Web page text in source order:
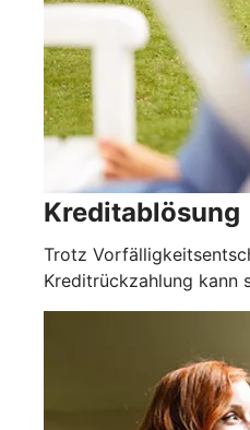
Kreditablösung
Trotz
Kreditrückzahlung kann